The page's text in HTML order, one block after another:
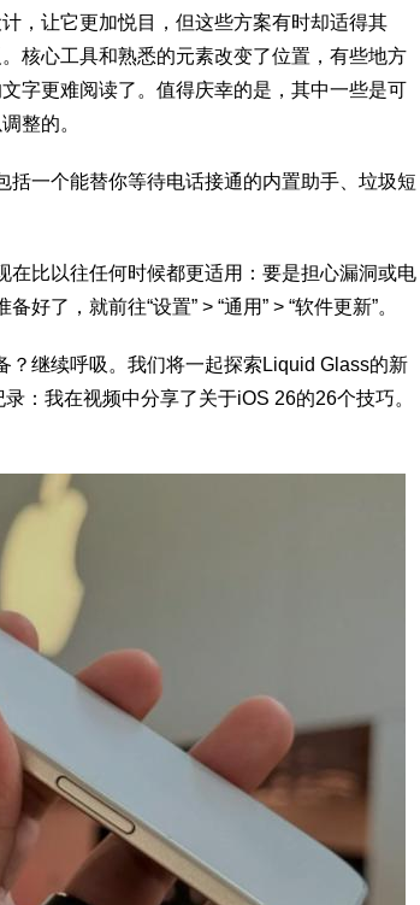
，让它更加悦目，但这些方案有时却适得其
。核心工具和熟悉的元素改变了位置，有些地方
文字更难阅读了。值得庆幸的是，其中一些是可
整的。
一个能替你等待电话接通的内置助手、垃圾短
比以往任何时候都更适用：要是担心漏洞或电
了，就前往“设置” > “通用” > “软件更新”。
继续呼吸。我们将一起探索Liquid Glass的新
：我在视频中分享了关于iOS 26的26个技巧。